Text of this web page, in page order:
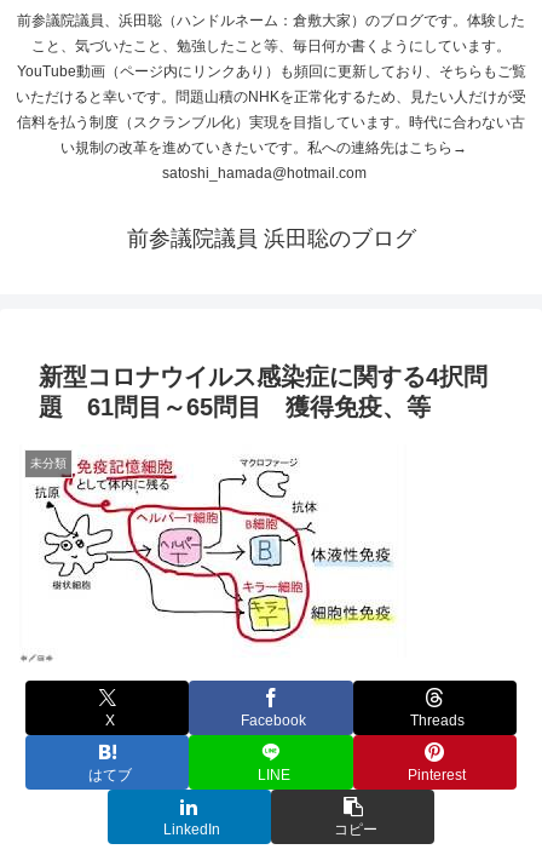
前参議院議員、浜田聡（ハンドルネーム：倉敷大家）のブログです。体験した
こと、気づいたこと、勉強したこと等、毎日何か書くようにしています。
YouTube動画（ページ内にリンクあり）も頻回に更新しており、そちらもご覧
いただけると幸いです。問題山積のNHKを正常化するため、見たい人だけが受
信料を払う制度（スクランブル化）実現を目指しています。時代に合わない古
い規制の改革を進めていきたいです。私への連絡先はこちら→
satoshi_hamada@hotmail.com
前参議院議員 浜田聡のブログ
新型コロナウイルス感染症に関する4択問
題 61問目～65問目 獲得免疫、等
未分類
X Facebook Threads
はてブ LINE Pinterest
LinkedIn コピー